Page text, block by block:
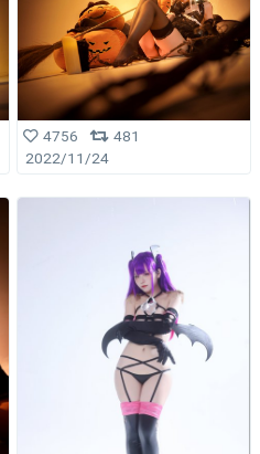
4756
481
2022/11/24